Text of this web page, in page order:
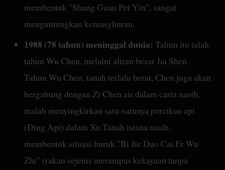
membentuk "Shang Guan Pei Yin", sangat
menguntungkan kemasyhuran.
1988 (78 tahun) meninggal dunia: Tahun itu ialah
tahun Wu Chen, melalui aliran besar Jia Shen.
Tahun Wu Chen, tanah terlalu berat, Chen juga akan
bergabung dengan Zi Chen air dalam carta nasib,
malah menyingkirkan satu-satunya percikan api
(Ding Api) dalam Xu Tanah istana nasib,
membentuk situasi buruk "Bi Jie Duo Cai Er Wu
Zhi" (rakan sejenis merampas kekayaan tanpa